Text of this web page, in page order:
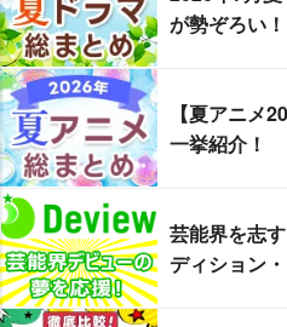
が勢ぞろい！
【夏アニメ
一挙紹介！
芸能界を志
ディション